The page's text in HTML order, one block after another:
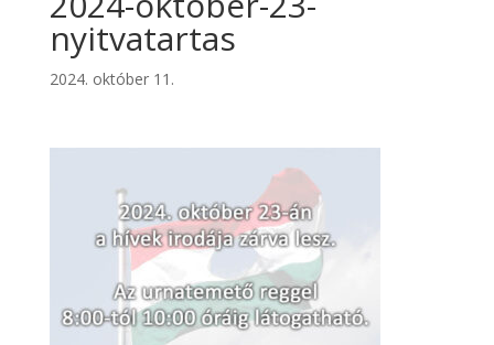
nyitvatartas
2024. október 11.